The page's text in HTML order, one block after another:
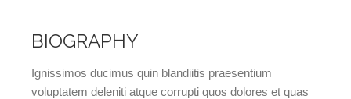
BIOGRAPHY
Ignissimos ducimus quin blandiitis praesentium
voluptatem deleniti atque corrupti quos dolores et quas